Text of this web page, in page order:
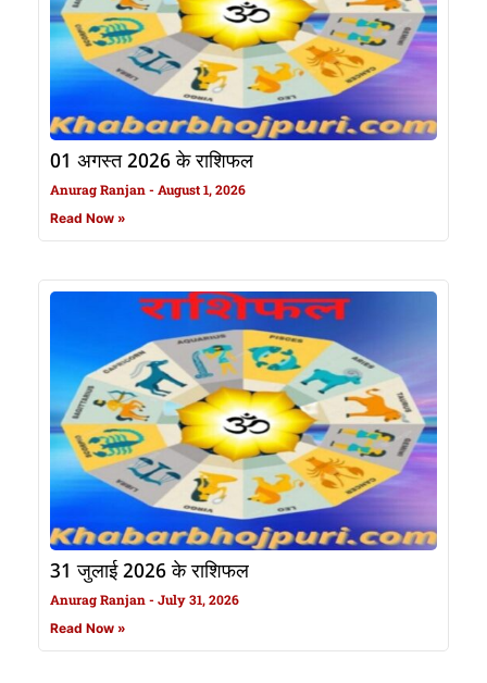
01 अगस्त 2026 के राशिफल
Anurag Ranjan August 1, 2026
Read Now »
31 जुलाई 2026 के राशिफल
Anurag Ranjan July 31, 2026
Read Now »